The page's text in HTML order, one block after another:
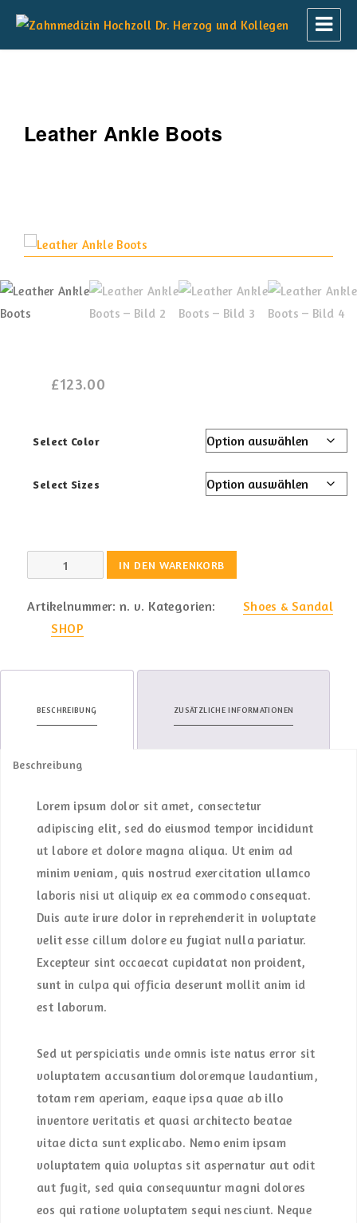
Zahnmedizin Hochzoll Dr. Herzog und
Leather Ankle Boots
£123.00
Select Color
Select Sizes
Leather
Ankle
Boots
Menge
IN DEN WARENKORB
Artikelnummer:n. v. Kategorien:
Shoes & Sandal
SHOP
BESCHREIBUNG ZUSÄTZLICHE INFORMATIONEN
Beschreibung
Lorem ipsum dolor sit amet, consectetur
adipiscing elit, sed do eiusmod tempor incididunt
ut labore et dolore magna aliqua. Ut enim ad
minim veniam, quis nostrud exercitation ullamco
laboris nisi ut aliquip ex ea commodo consequat.
Duis aute irure dolor in reprehenderit in voluptate
velit esse cillum dolore eu fugiat nulla pariatur.
Excepteur sint occaecat cupidatat non proident,
sunt in culpa qui officia deserunt mollit anim id
est laborum.
Sed ut perspiciatis unde omnis iste natus error sit
voluptatem accusantium doloremque laudantium,
totam rem aperiam, eaque ipsa quae ab illo
inventore veritatis et quasi architecto beatae
vitae dicta sunt explicabo. Nemo enim ipsam
voluptatem quia voluptas sit aspernatur aut odit
aut fugit, sed quia consequuntur magni dolores
eos qui ratione voluptatem sequi nesciunt. Neque